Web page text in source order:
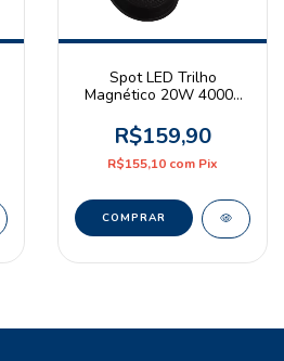
Spot LED Trilho
Magnético 20W 4000K
Preto Astraled
R$159,90
R$155,10 com Pix